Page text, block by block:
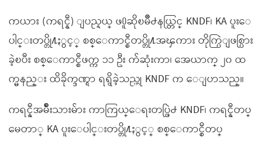
ကယား (ကရင္နီ) ျပည္နယ္ ဖ႐ူဆိုၿမိဳ႕နယ္တြင္ KNDF၊ KA ပူးေ
ပါင္းတပ္တို႔ႏွင့္ စစ္ေကာင္စီတပ္တို႔အၾကား တိုက္ပြဲျဖစ္ပြား
ခဲ့ၿပီး စစ္ေကာင္စီဖက္က ၁၁ ဦး က်ဆုံးကာ၊ အေယာက္ ၂၀ ထ
က္မနည္း ထိခိုက္ဒဏ္ရာ ရရွိခဲ့သည္ဟု KNDF က ေျပာသည္။
ကရင္နီအမ်ိဳးသားမ်ား ကာကြယ္ေရးတပ္ဖြဲ႕ KNDF၊ ကရင္နီတပ္
မေတာ္ KA ပူးေပါင္းတပ္တို႔ႏွင့္ စစ္ေကာင္စီတပ္